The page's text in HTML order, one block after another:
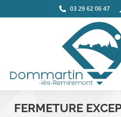
03 29 62 06 47
FERMETURE